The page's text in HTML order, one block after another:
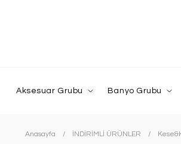
Aksesuar Grubu Banyo Grubu
Anasayfa İNDİRİMLİ ÜRÜNLER